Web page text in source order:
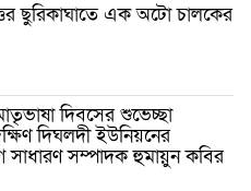
ছুরিকাঘাতে এক অটো চালকের
দিবসের শুভেচ্ছা
দিঘলদী ইউনিয়নের
সাধারণ সম্পাদক হুমায়ুন কবির